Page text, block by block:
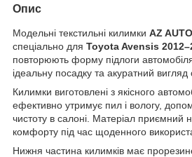
Опис
Модельні текстильні килимки AZ
спеціально для Toyota Avensis
повторюють форму підлоги
ідеальну посадку та акуратний вигляд
Килимки виготовлені з якісного
ефективно утримує пил і вологу,
чистоту в салоні. Матеріал приємний
комфорту під час щоденного
Нижня частина килимків має